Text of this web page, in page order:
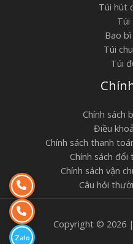
Túi hút
Túi
Bao
Túi
Túi
Chính sách
Điều
Chính sách thanh
Chính sách đổi
Chính sách vận
Câu hỏi
Copyright © 2026
Zalo